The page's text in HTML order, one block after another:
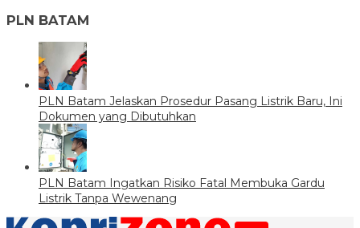
PLN BATAM
PLN Batam Jelaskan Prosedur Pasang Listrik Baru, Ini
Dokumen yang Dibutuhkan
PLN Batam Ingatkan Risiko Fatal Membuka Gardu
Listrik Tanpa Wewenang